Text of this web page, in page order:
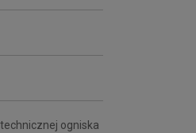
ogniska